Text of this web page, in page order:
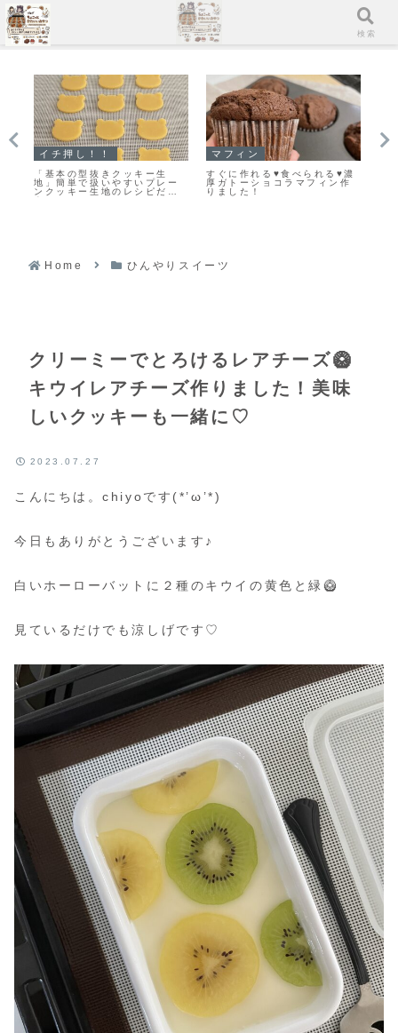
イチ押し！！
「基本の型抜きクッキー生
地」簡単で扱いやすいプレー
ンクッキー生地のレシピだ
よ！
マフィン
すぐに作れる♥食べられる♥濃
厚ガトーショコラマフィン作
りました！
Home ひんやりスイーツ
クリーミーでとろけるレアチーズ🥝
キウイレアチーズ作りました！美味
しいクッキーも一緒に♡
2023.07.27
こんにちは。chiyoです(*’ω’*)
今日もありがとうございます♪
白いホーローバットに２種のキウイの黄色と緑🥝
見ているだけでも涼しげです♡
メニュー 検索